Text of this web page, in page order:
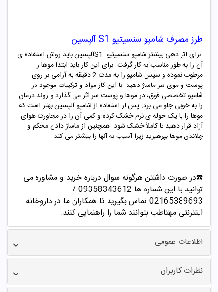
طرز مصرف شامپو سنسیتیو S1 آلپسین
برای اثر دهی بیشتر شامپو سنسیتیو S1آلپسین باید روش استفاده ی
آن را به طور مناسب به کار گرفت. برای این کار باید ابتدا موها را
مرطوب نموده و سپس شامپو را به مدت 2 دقیقه به آرامی بر روی
پوست و موی سر ماساژ دهید. با این کار مواد و ترکیبات موجود در
شامپو تخصصی فوق، در موها و پوست سر اثر می گذارد و روند درمان
را به خوبی جلو می برد. پس از استفاده از شامپو آلپسین بهتر است که
موها را با یک حوله ی نرم خشک کرده و کمی آن را در مجاورت هوای
آزاد قرار دهید تا کاملاً خشک شود. همچنین از ماساژ دادن محکم و
چلاندن موها بپرهیزید زیرا آسیب به آنها را بیشتر می کند.
☎️در صورت داشتن هرگونه سوال درباره خرید و مشاوره می
توانید با این شماره ها 09358343612 /
02165389693تماس بگیرید تا همکاران ما در داروخانه
اینترنتی مهتاطب بتوانند شما را راهنمایی کنند.
اطلاعات عمومی
نظرات کاربران